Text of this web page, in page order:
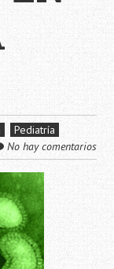
Pediatría
No hay comentarios